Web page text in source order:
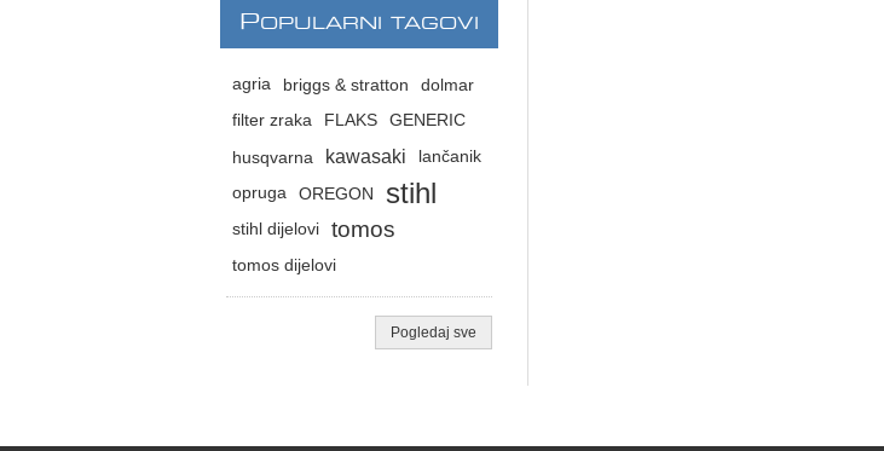
POPULARNI TAGOVI
agria briggs & stratton dolmar
filter zraka FLAKS GENERIC
husqvarna kawasaki
lančanik
opruga
OREGON stihl
stihl dijelovi tomos
tomos dijelovi
Pogledaj sve